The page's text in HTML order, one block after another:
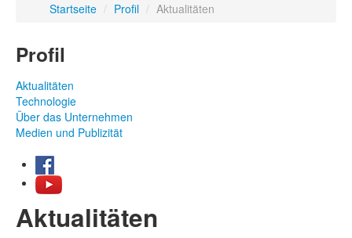
Startseite / Profil / Aktualitäten
Profil
Aktualitäten
Technologie
Über das Unternehmen
Medien und Publizität
Aktualitäten